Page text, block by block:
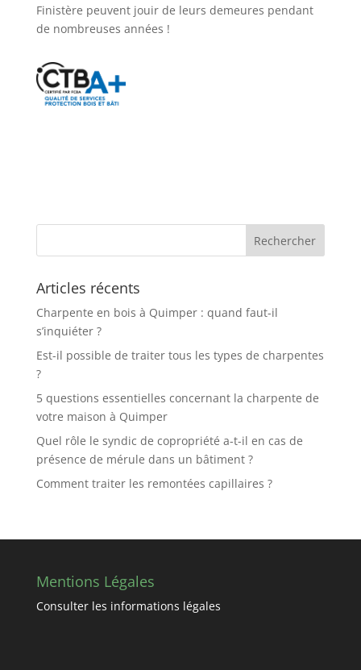
Finistère peuvent jouir de leurs demeures pendant
de nombreuses années !
Articles récents
Charpente en bois à Quimper : quand faut-il
s’inquiéter ?
Est-il possible de traiter tous les types de charpentes
?
5 questions essentielles concernant la charpente de
votre maison à Quimper
Quel rôle le syndic de copropriété a-t-il en cas de
présence de mérule dans un bâtiment ?
Comment traiter les remontées capillaires ?
Mentions Légales
Consulter les informations légales